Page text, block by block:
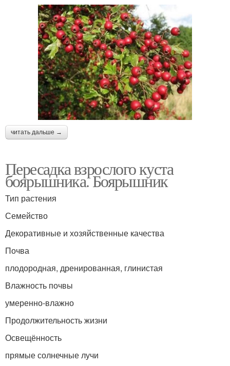
читать дальше →
Пересадка взрослого куста
боярышника. Боярышник
Тип растения
Семейство
Декоративные и хозяйственные качества
Почва
плодородная, дренированная, глинистая
Влажность почвы
умеренно-влажно
Продолжительность жизни
Освещённость
прямые солнечные лучи